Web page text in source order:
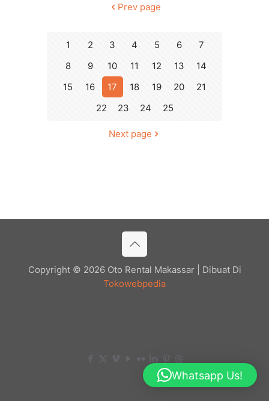
Prev page
1 2 3 4 5 6
7
8
9 10 11 12 13
14
15
16 17 18 19 20
21
22
23 24 25
Next page
Copyright © 2026 Oto Rental Makassar | Dibuat Di
Tokowebpedia
Whatsapp Us!